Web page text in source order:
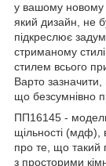
у вашому новому
який дизайн, не
підкреслює
стриманому
стилем всього
Варто зазначити,
що безсумнівно
ПП16145 -
щільності
про те, що такий
з просторими